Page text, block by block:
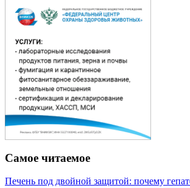
Самое читаемое
Печень под двойной защитой: почему